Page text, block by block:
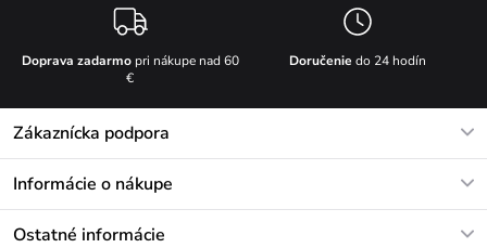
Doprava zadarmopri nákupe nad 60
€
Doručenie do 24 hodín
Zákaznícka podpora
info@vuch.sk
Informácie o nákupe
Ostatné informácie